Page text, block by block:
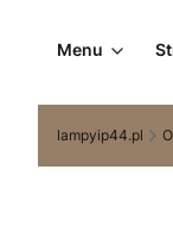
Menu
lampyip44.pl